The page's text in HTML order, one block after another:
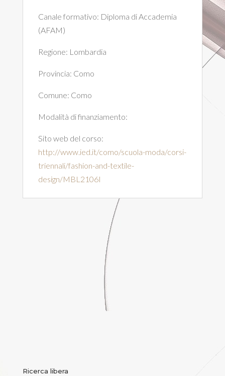
Canale formativo: Diploma di Accademia
(AFAM)
Regione: Lombardia
Provincia: Como
Comune: Como
Modalità di finanziamento:
Sito web del corso:
http://www.ied.it/como/scuola-moda/corsi-
triennali/fashion-and-textile-
design/MBL2106I
Ricerca libera